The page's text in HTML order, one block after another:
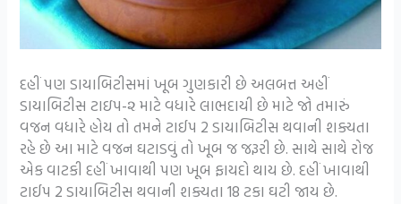
દહીં પણ ડાયાબિટીસમાં ખૂબ ગુણકારી છે અલબત્ત અહીં
ડાયાબિટીસ ટાઇપ-૨ માટે વધારે લાભદાયી છે માટે જો તમારું
વજન વધારે હોય તો તમને ટાઈપ 2 ડાયાબિટીસ થવાની શક્યતા
રહે છે આ માટે વજન ઘટાડવું તો ખૂબ જ જરૂરી છે. સાથે સાથે રોજ
એક વાટકી દહીં ખાવાથી પણ ખૂબ ફાયદો થાય છે. દહીં ખાવાથી
ટાઈપ 2 ડાયાબિટીસ થવાની શક્યતા 18 ટકા ઘટી જાય છે.